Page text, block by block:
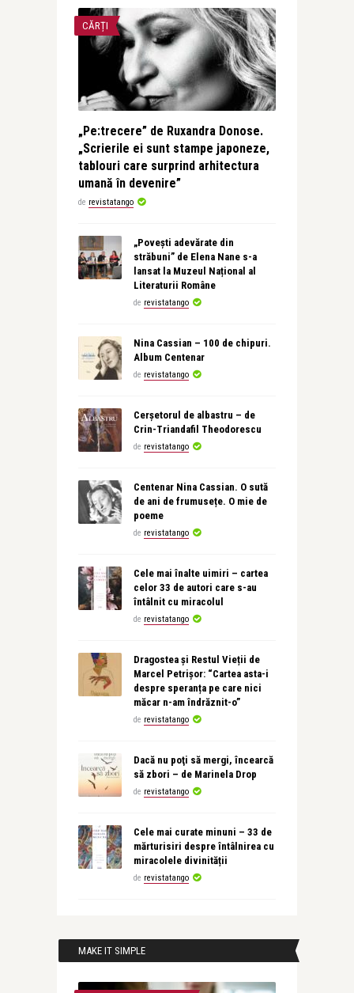
CĂRȚI
„Pe:trecere” de Ruxandra Donose.
„Scrierile ei sunt stampe japoneze,
tablouri care surprind arhitectura
umană în devenire”
de revistatango
„Povești adevărate din
străbuni” de Elena Nane s-a
lansat la Muzeul Național al
Literaturii Române
de revistatango
Nina Cassian – 100 de chipuri.
Album Centenar
de revistatango
Cerșetorul de albastru – de
Crin-Triandafil Theodorescu
de revistatango
Centenar Nina Cassian. O sută
de ani de frumusețe. O mie de
poeme
de revistatango
Cele mai înalte uimiri – cartea
celor 33 de autori care s-au
întâlnit cu miracolul
de revistatango
Dragostea și Restul Vieții de
Marcel Petrișor: “Cartea asta-i
despre speranța pe care nici
măcar n-am îndrăznit-o”
de revistatango
Dacă nu poţi să mergi, încearcă
să zbori – de Marinela Drop
de revistatango
Cele mai curate minuni – 33 de
mărturisiri despre întâlnirea cu
miracolele divinității
de revistatango
MAKE IT SIMPLE